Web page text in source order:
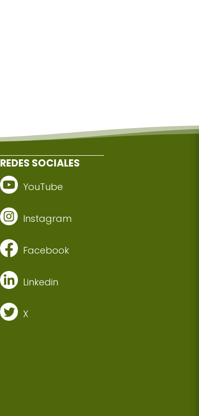
REDES SOCIALES
YouTube
Instagram
Facebook
Linkedin
X